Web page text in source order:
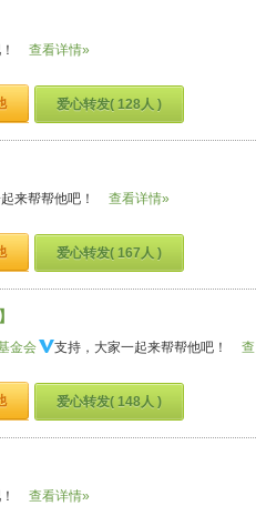
查看详情»
爱心转发( 128人 )
来帮帮他吧！ 查看详情»
爱心转发( 167人 )
金会 支持，大家一起来帮帮他吧！
查
爱心转发( 148人 )
查看详情»